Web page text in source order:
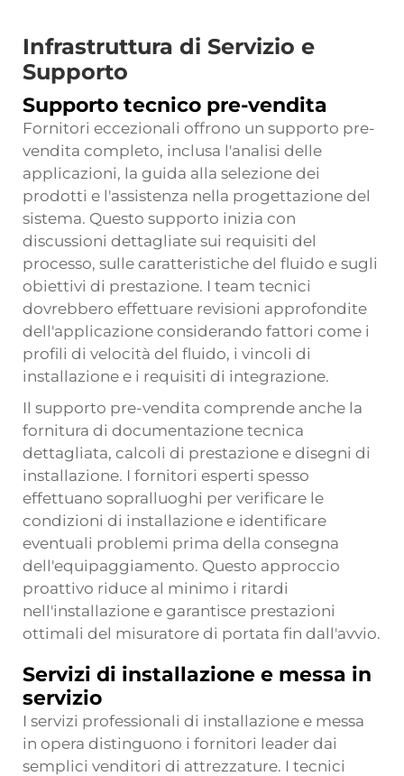
Infrastruttura di Servizio e
Supporto
Supporto tecnico pre-vendita
Fornitori eccezionali offrono un supporto pre-
vendita completo, inclusa l'analisi delle
applicazioni, la guida alla selezione dei
prodotti e l'assistenza nella progettazione del
sistema. Questo supporto inizia con
discussioni dettagliate sui requisiti del
processo, sulle caratteristiche del fluido e sugli
obiettivi di prestazione. I team tecnici
dovrebbero effettuare revisioni approfondite
dell'applicazione considerando fattori come i
profili di velocità del fluido, i vincoli di
installazione e i requisiti di integrazione.
Il supporto pre-vendita comprende anche la
fornitura di documentazione tecnica
dettagliata, calcoli di prestazione e disegni di
installazione. I fornitori esperti spesso
effettuano sopralluoghi per verificare le
condizioni di installazione e identificare
eventuali problemi prima della consegna
dell'equipaggiamento. Questo approccio
proattivo riduce al minimo i ritardi
nell'installazione e garantisce prestazioni
ottimali del misuratore di portata fin dall'avvio.
Servizi di installazione e messa in
servizio
I servizi professionali di installazione e messa
in opera distinguono i fornitori leader dai
semplici venditori di attrezzature. I tecnici